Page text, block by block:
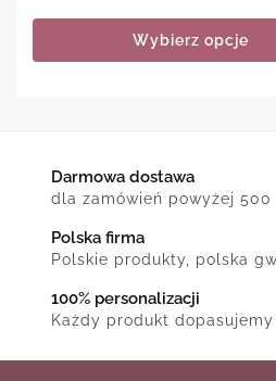
Wybierz opcje
Darmowa dostawa
dla zamówień powyżej 500
Polska firma
Polskie produkty, polska
100% personalizacji
Każdy produkt